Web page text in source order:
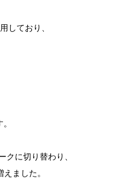
しており、
クに切り替わり、
ました。